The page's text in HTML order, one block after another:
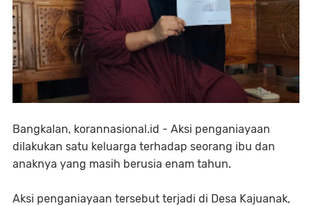
Bangkalan, korannasional.id - Aksi penganiayaan
dilakukan satu keluarga terhadap seorang ibu dan
anaknya yang masih berusia enam tahun.
Aksi penganiayaan tersebut terjadi di Desa Kajuanak,